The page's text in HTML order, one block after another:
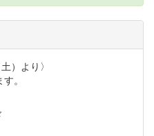
）より〉
。